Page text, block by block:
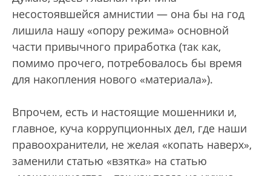
несостоявшейся амнистии — она бы на год
лишила нашу «опору режима» основной
части привычного приработка (так как,
помимо прочего, потребовалось бы время
для накопления нового «материала»).
Впрочем, есть и настоящие мошенники и,
главное, куча коррупционных дел, где наши
правоохранители, не желая «копать наверх»,
заменили статью «взятка» на статью